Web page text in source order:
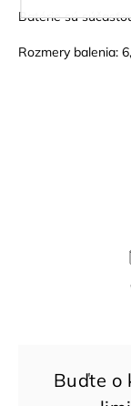
Batérie sú
Rozmery balenia: